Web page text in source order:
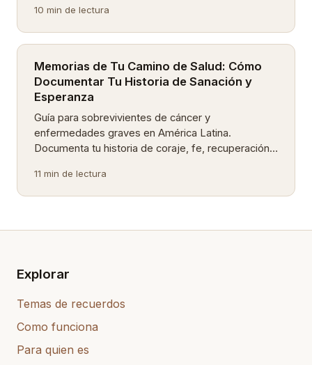
10 min de lectura
Memorias de Tu Camino de Salud: Cómo
Documentar Tu Historia de Sanación y
Esperanza
Guía para sobrevivientes de cáncer y
enfermedades graves en América Latina.
Documenta tu historia de coraje, fe, recuperación y
11 min de lectura
Explorar
Temas de recuerdos
Como funciona
Para quien es